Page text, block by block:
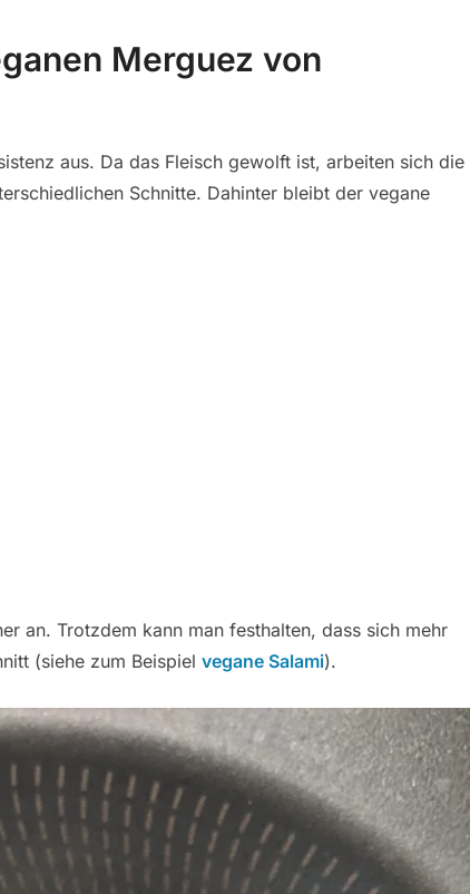
Merguez von
aus. Da das Fleisch gewolft ist, arbeiten sich die
Schnitte. Dahinter bleibt der vegane
an. Trotzdem kann man festhalten, dass sich mehr
(siehe zum Beispiel vegane Salami).